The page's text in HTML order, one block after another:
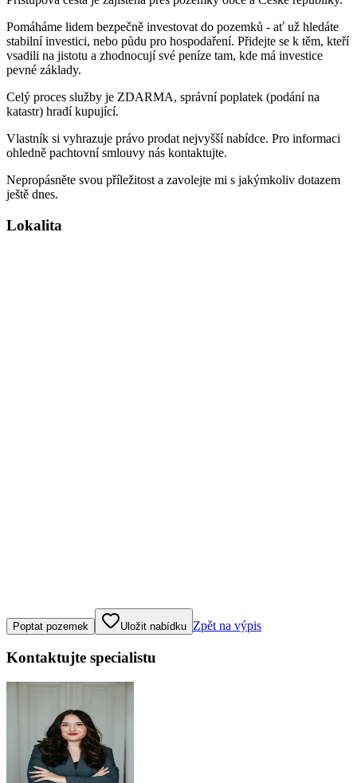
Pomáháme lidem bezpečně investovat do pozemků - ať už hledáte
stabilní investici, nebo půdu pro hospodaření. Přidejte se k těm, kteří
vsadili na jistotu a zhodnocují své peníze tam, kde má investice
pevné základy.
Celý proces služby je ZDARMA, správní poplatek (podání na
katastr) hradí kupující.
Vlastník si vyhrazuje právo prodat nejvyšší nabídce. Pro informaci
ohledně pachtovní smlouvy nás kontaktujte.
Nepropásněte svou příležitost a zavolejte mi s jakýmkoliv dotazem
ještě dnes.
Lokalita
Klepněte nebo klikněte pro ovládání mapy
Poptat pozemek Uložit nabídku Zpět na výpis
Kontaktujte specialistu